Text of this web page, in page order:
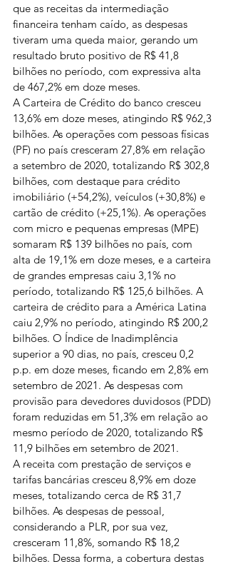
que as receitas da intermediação
financeira tenham caído, as despesas
tiveram uma queda maior, gerando um
resultado bruto positivo de R$ 41,8
bilhões no período, com expressiva alta
de 467,2% em doze meses.
A Carteira de Crédito do banco cresceu
13,6% em doze meses, atingindo R$ 962,3
bilhões. As operações com pessoas físicas
(PF) no país cresceram 27,8% em relação
a setembro de 2020, totalizando R$ 302,8
bilhões, com destaque para crédito
imobiliário (+54,2%), veículos (+30,8%) e
cartão de crédito (+25,1%). As operações
com micro e pequenas empresas (MPE)
somaram R$ 139 bilhões no país, com
alta de 19,1% em doze meses, e a carteira
de grandes empresas caiu 3,1% no
período, totalizando R$ 125,6 bilhões. A
carteira de crédito para a América Latina
caiu 2,9% no período, atingindo R$ 200,2
bilhões. O Índice de Inadimplência
superior a 90 dias, no país, cresceu 0,2
p.p. em doze meses, ficando em 2,8% em
setembro de 2021. As despesas com
provisão para devedores duvidosos (PDD)
foram reduzidas em 51,3% em relação ao
mesmo período de 2020, totalizando R$
11,9 bilhões em setembro de 2021.
A receita com prestação de serviços e
tarifas bancárias cresceu 8,9% em doze
meses, totalizando cerca de R$ 31,7
bilhões. As despesas de pessoal,
considerando a PLR, por sua vez,
cresceram 11,8%, somando R$ 18,2
bilhões. Dessa forma, a cobertura destas